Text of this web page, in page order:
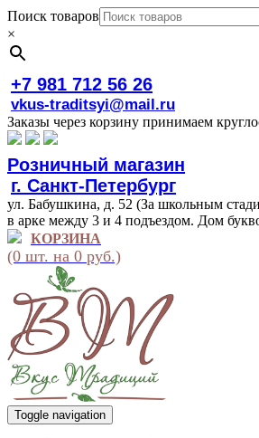
Поиск товаров
×
+7 981 712 56 26
vkus-traditsyi@mail.ru
Заказы через корзину принимаем
Розничный магазин
г. Санкт-Петербург
ул. Бабушкина, д. 52 (За школьным
в арке между 3 и 4 подъездом. Дом
КОРЗИНА
(0 шт. на 0 руб.)
Toggle navigation